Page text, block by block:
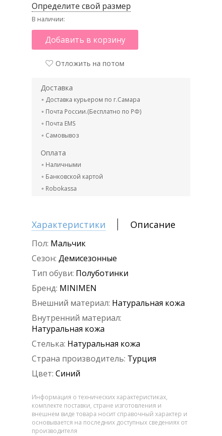
Определите свой размер
В наличии:
Добавить в корзину
Отложить на потом
Доставка
Доставка курьером по г.Самара
Почта России.(Бесплатно по РФ)
Почта EMS
Самовывоз
Оплата
Наличными
Банковской картой
Robokassa
Характеристики Описание
Пол: Мальчик
Сезон: Демисезонные
Тип обуви: Полуботинки
Бренд: MINIMEN
Внешний материал: Натуральная кожа
Внутренний материал:
Натуральная кожа
Стелька: Натуральная кожа
Страна производитель: Турция
Цвет: Синий
Информация о технических характеристиках,
комплекте поставки, стране изготовления и
внешнем виде товара носит справочный характер и
основывается на последних доступных сведениях от
производителя